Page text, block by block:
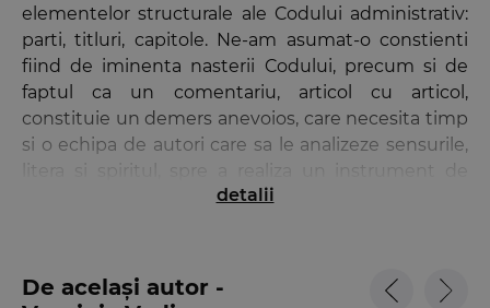
elementelor structurale ale Codului administrativ:
parti, titluri, capitole. Ne-am asumat-o constienti
fiind de iminenta nasterii Codului, precum si de
faptul ca un comentariu, articol cu articol,
constituie un demers anevoios, care necesita timp
si o echipa de autori care sa le analizeze sensurile,
lucru cel putin la fel de necesar precum Codul
acestui an, prin grija si sprijinul Editurii Universul
Juridic. Nutrim nadejdea ca aceste lucrari vor
detalii
De același autor -